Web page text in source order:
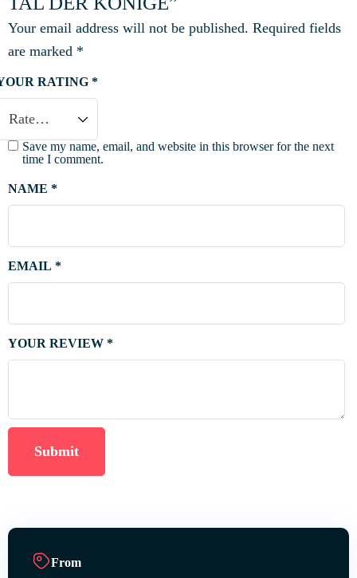
Your email address will not be published. Required fields
are marked *
RATING *
YOUR REVIEW *
NAME *
EMAIL *
Save my name, email, and website in this browser for the next
time I comment.
From